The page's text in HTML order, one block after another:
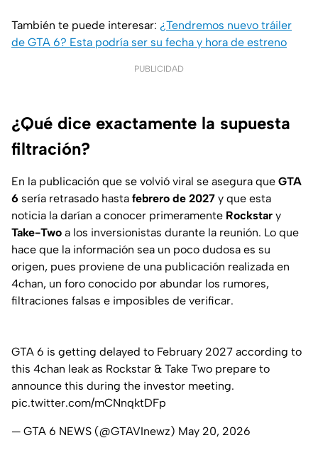
También te puede interesar: ¿Tendremos nuevo tráiler
de GTA 6? Esta podría ser su fecha y hora de estreno
PUBLICIDAD
¿Qué dice exactamente la supuesta
filtración?
En la publicación que se volvió viral se asegura que GTA
6 sería retrasado hasta febrero de 2027 y que esta
noticia la darían a conocer primeramente Rockstar y
Take-Two a los inversionistas durante la reunión. Lo que
hace que la información sea un poco dudosa es su
origen, pues proviene de una publicación realizada en
4chan, un foro conocido por abundar los rumores,
filtraciones falsas e imposibles de verificar.
GTA 6 is getting delayed to February 2027 according to
this 4chan leak as Rockstar & Take Two prepare to
announce this during the investor meeting.
pic.twitter.com/mCNnqktDFp
— GTA 6 NEWS (@GTAVInewz) May 20, 2026